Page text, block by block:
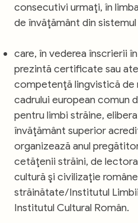
consecutivi urmaţi, în
de învăţământ din
care, în vederea înscrierii
prezintă certificate sau
competenţă lingvistică de
cadrului european comun
pentru limbi străine,
învăţământ superior
organizează anul
cetăţenii străini, de
cultură şi civilizaţie
străinătate/Institutul
Institutul Cultural Român.